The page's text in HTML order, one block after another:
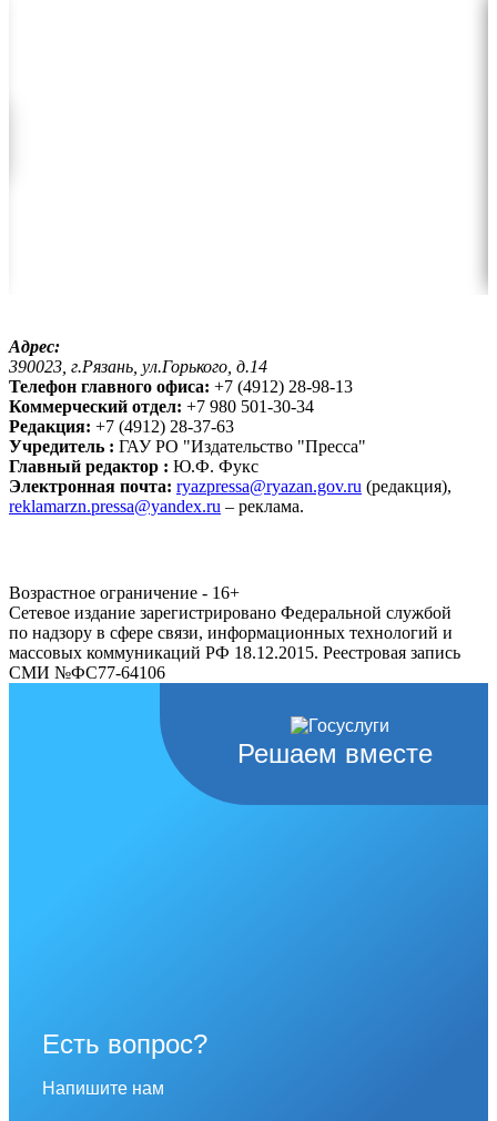
Адрес:
390023, г.Рязань, ул.Горького, д.14
Телефон главного офиса: +7 (4912) 28-98-13
Коммерческий отдел: +7 980 501-30-34
Редакция: +7 (4912) 28-37-63
Учредитель : ГАУ РО "Издательство "Пресса"
Главный редактор : Ю.Ф. Фукс
Электронная почта: ryazpressa@ryazan.gov.ru (редакция),
reklamarzn.pressa@yandex.ru – реклама.
Возрастное ограничение - 16+
Сетевое издание зарегистрировано Федеральной службой
по надзору в сфере связи, информационных технологий и
массовых коммуникаций РФ 18.12.2015. Реестровая запись
СМИ №ФС77-64106
Решаем вместе
Есть вопрос?
Напишите нам